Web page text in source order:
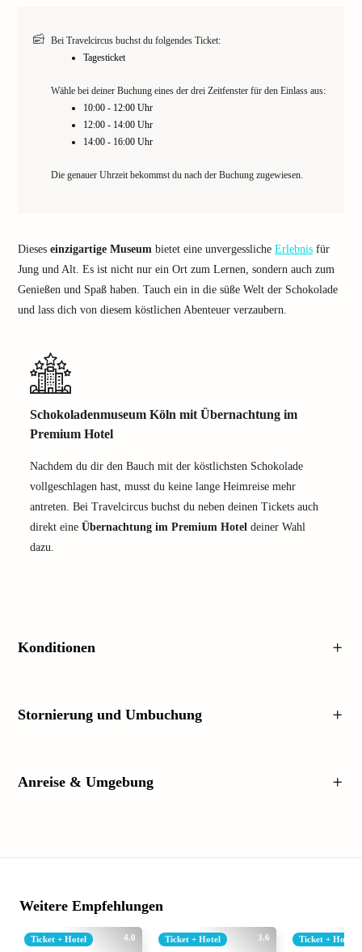
Bei Travelcircus buchst du folgendes Ticket:
Tagesticket
Wähle bei deiner Buchung eines der drei Zeitfenster für den Einlass aus:
10:00 - 12:00 Uhr
12:00 - 14:00 Uhr
14:00 - 16:00 Uhr
Die genauer Uhrzeit bekommst du nach der Buchung zugewiesen.
Dieses einzigartige Museum bietet eine unvergessliche Erlebnis für
Jung und Alt. Es ist nicht nur ein Ort zum Lernen, sondern auch zum
Genießen und Spaß haben. Tauch ein in die süße Welt der Schokolade
und lass dich von diesem köstlichen Abenteuer verzaubern.
Schokoladenmuseum Köln mit Übernachtung im
Premium Hotel
Nachdem du dir den Bauch mit der köstlichsten Schokolade
vollgeschlagen hast, musst du keine lange Heimreise mehr
antreten. Bei Travelcircus buchst du neben deinen Tickets auch
direkt eine Übernachtung im Premium Hotel deiner Wahl
dazu.
Konditionen
Stornierung und Umbuchung
Anreise & Umgebung
Weitere Empfehlungen
4.0
Ticket + Hotel 3.6
Ticket + Hotel Ticket + Hotel